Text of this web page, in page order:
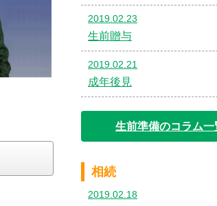
2019.02.23
生前贈与
2019.02.21
成年後見
生前準備のコラム一
相続
2019.02.18